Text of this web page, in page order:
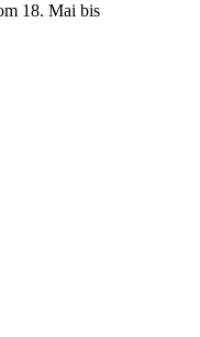
18. Mai bis